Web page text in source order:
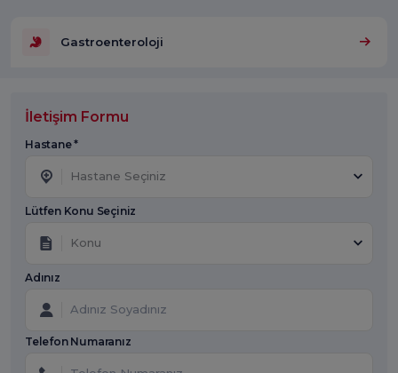
Gastroenteroloji
İletişim Formu
Hastane *
Hastane Seçiniz
Lütfen Konu Seçiniz
Konu
Adınız
Telefon Numaranız